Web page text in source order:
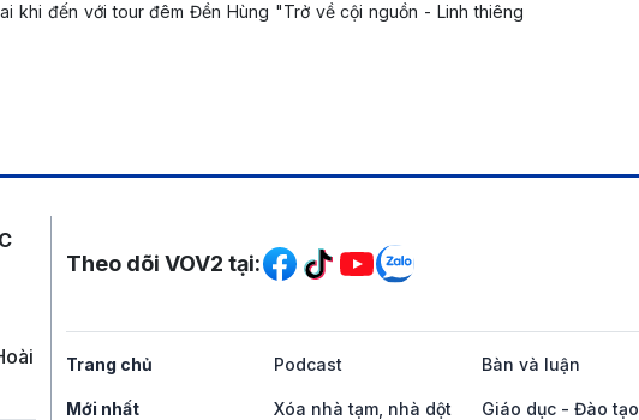
khi đến với tour đêm Đền Hùng "Trở về cội nguồn - Linh thiêng
Mạng xã hội
Theo dõi VOV2 tại:
Trang chủ
Mới nhất
Podcast Bàn và luận
Xóa nhà tạm, nhà dột
Giáo dục - Đào tạo